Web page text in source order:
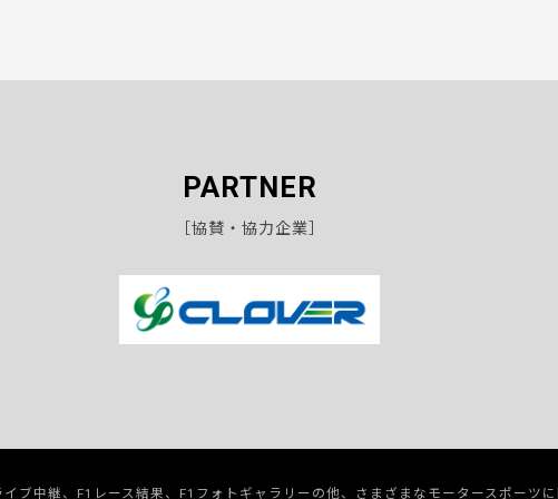
PARTNER
［協賛・協力企業］
ブ中継、F1レース結果、F1フォトギャラリーの他、さまざまなモータースポーツ